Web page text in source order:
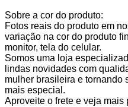
Sobre a cor do produto:
Fotos reais do produto em
variação na cor do produto
monitor, tela do celular.
Somos uma loja
lindas novidades com
mulher brasileira e tornando
mais especial.
Aproveite o frete e veja mais